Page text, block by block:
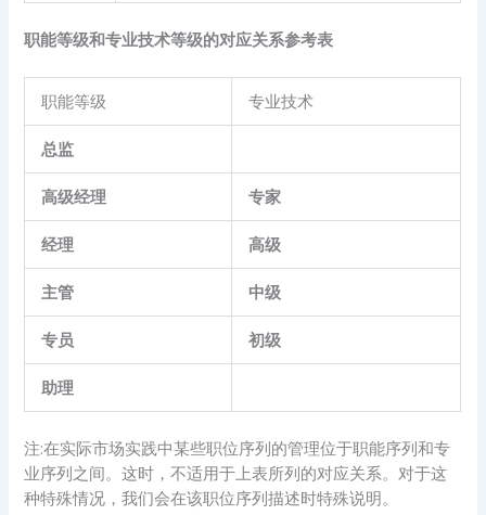
职能等级和专业技术等级的对应关系参考表
职能等级 专业技术
总监
高级经理 专家
经理 高级
主管 中级
专员 初级
助理
注:在实际市场实践中某些职位序列的管理位于职能序列和专
业序列之间。这时，不适用于上表所列的对应关系。对于这
种特殊情况，我们会在该职位序列描述时特殊说明。